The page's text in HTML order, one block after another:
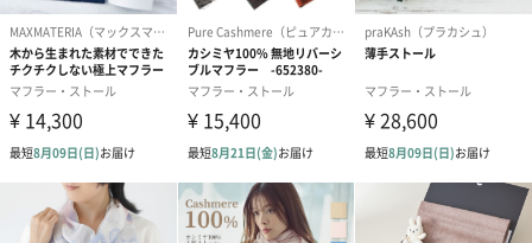
カシミヤは、軽い素材にも関わらず保温性・保湿性に優れていま
す。ウールと比べるとカシミヤは繊維が細い分、繊維の中にため
込む空気の量も多くなるからです。そのため寒い秋冬の季節にぴ
ったりです。また、吸水性や発散性にも優れているので、首周り
がムレることもありません。肌の弱い方にも安心してお使いいた
だけます。